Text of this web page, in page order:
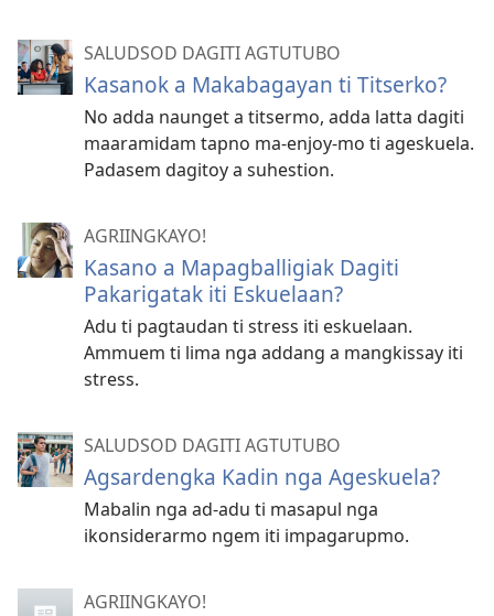
SALUDSOD DAGITI AGTUTUBO
Kasanok a Makabagayan ti Titserko?
No adda naunget a titsermo, adda latta dagiti
maaramidam tapno ma-enjoy-mo ti ageskuela.
Padasem dagitoy a suhestion.
AGRIINGKAYO!
Kasano a Mapagballigiak Dagiti
Pakarigatak iti Eskuelaan?
Adu ti pagtaudan ti stress iti eskuelaan.
Ammuem ti lima nga addang a mangkissay iti
stress.
SALUDSOD DAGITI AGTUTUBO
Agsardengka Kadin nga Ageskuela?
Mabalin nga ad-adu ti masapul nga
ikonsiderarmo ngem iti impagarupmo.
AGRIINGKAYO!